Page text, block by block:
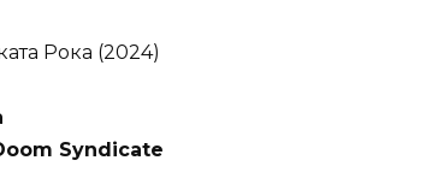
Syndicate